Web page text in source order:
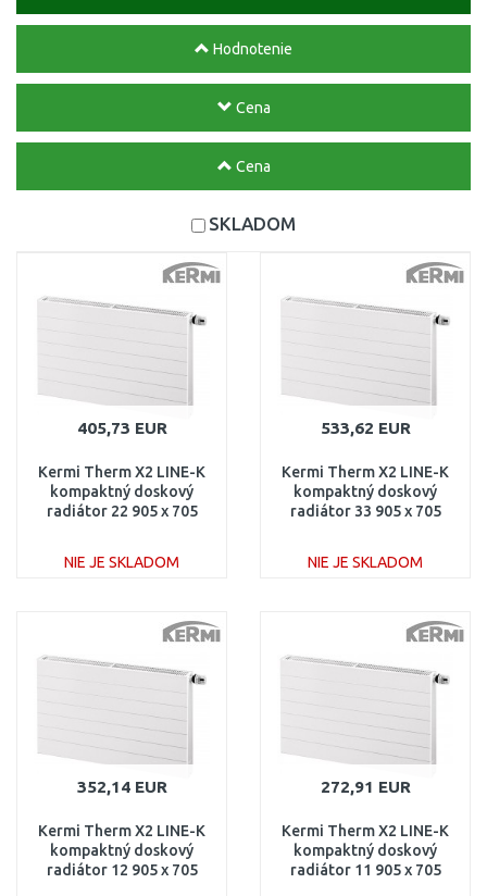
Hodnotenie
Cena
Cena
SKLADOM
405,73 EUR
Kermi Therm X2 LINE-K
kompaktný doskový
radiátor 22 905 x 705
NIE JE SKLADOM
533,62 EUR
Kermi Therm X2 LINE-K
kompaktný doskový
radiátor 33 905 x 705
NIE JE SKLADOM
352,14 EUR
Kermi Therm X2 LINE-K
kompaktný doskový
radiátor 12 905 x 705
272,91 EUR
Kermi Therm X2 LINE-K
kompaktný doskový
radiátor 11 905 x 705